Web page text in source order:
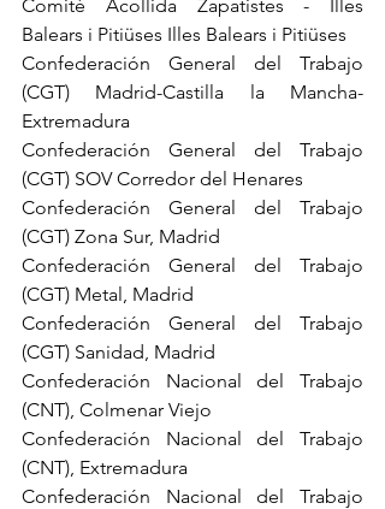
Comitè Acollida Zapatistes - Illes
Balears i Pitiüses Illes Balears i Pitiüses
Confederación General del Trabajo
(CGT) Madrid-Castilla la Mancha-
Extremadura
Confederación General del Trabajo
(CGT) SOV Corredor del Henares
Confederación General del Trabajo
(CGT) Zona Sur, Madrid
Confederación General del Trabajo
(CGT) Metal, Madrid
Confederación General del Trabajo
(CGT) Sanidad, Madrid
Confederación Nacional del Trabajo
(CNT), Colmenar Viejo
Confederación Nacional del Trabajo
(CNT), Extremadura
Confederación Nacional del Trabajo